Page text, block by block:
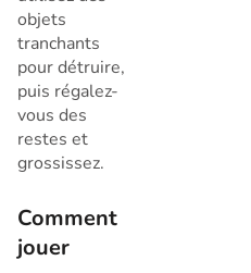
objets
tranchants
pour détruire,
puis régalez-
vous des
restes et
grossissez.
Comment
jouer